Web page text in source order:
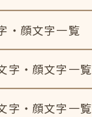
・顔文字一覧
字・顔文字一覧
字・顔文字一覧